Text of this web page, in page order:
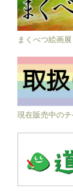
まくべつ絵画展
現在販売中の